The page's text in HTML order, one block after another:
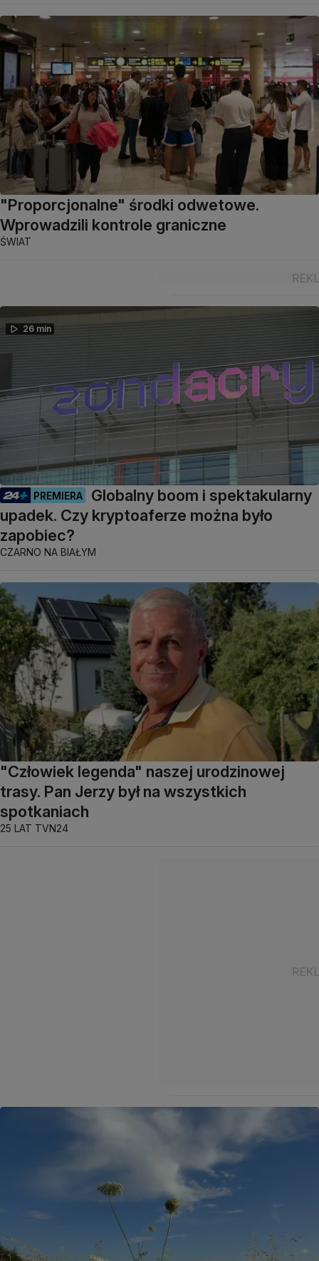
"Proporcjonalne" środki odwetowe.
Wprowadzili kontrole graniczne
ŚWIAT
26 min
PREMIERA
Globalny boom i spektakularny
upadek. Czy kryptoaferze można było
zapobiec?
CZARNO NA BIAŁYM
"Człowiek legenda" naszej urodzinowej
trasy. Pan Jerzy był na wszystkich
spotkaniach
25 LAT TVN24